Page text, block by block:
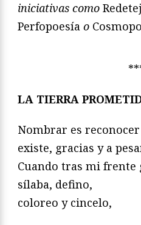
iniciativas como
Perfopoesía o
LA TIERRA
Nombrar es
existe, gracias y a
Cuando tras mi frente
sílaba, defino,
coloreo y cincelo,